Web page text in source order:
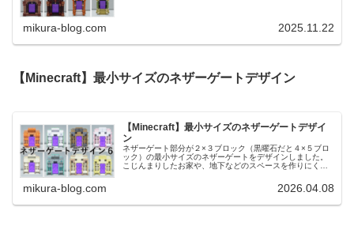
mikura-blog.com 2025.11.22
【Minecraft】最小サイズのネザーゲートデザイン
【Minecraft】最小サイズのネザーゲートデザイ
ン
ネザーゲート部分が２×３ブロック（黒曜石だと４×５ブロ
ック）の最小サイズのネザーゲートをデザインしました。
こじんまりしたお家や、地下などのスペースを作りにくい
mikura-blog.com 2026.04.08